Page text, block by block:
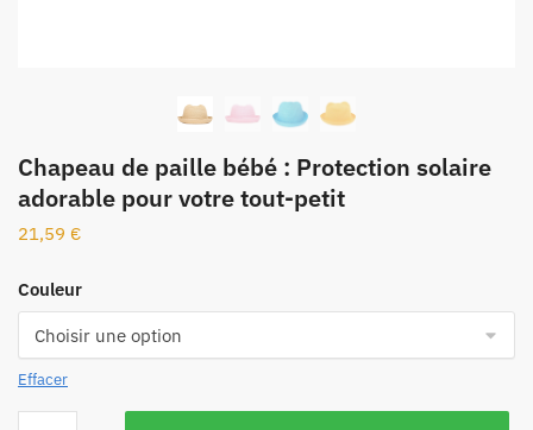
Chapeau de paille bébé : Protection solaire
adorable pour votre tout-petit
21,59 €
Couleur
Effacer